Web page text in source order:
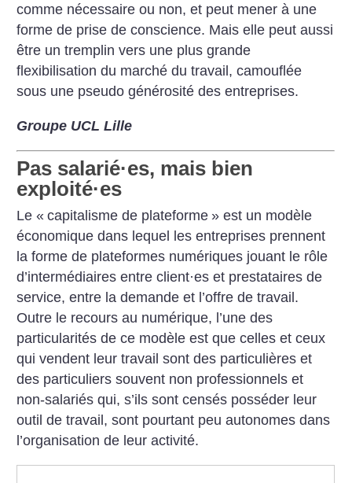
comme nécessaire ou non, et peut mener à une
forme de prise de conscience. Mais elle peut aussi
être un tremplin vers une plus grande
flexibilisation du marché du travail, camouflée
sous une pseudo générosité des entreprises.
Groupe UCL Lille
Pas salarié·es, mais bien
exploité·es
Le « capitalisme de plateforme » est un modèle
économique dans lequel les entreprises prennent
la forme de plateformes numériques jouant le rôle
d’intermédiaires entre client·es et prestataires de
service, entre la demande et l’offre de travail.
Outre le recours au numérique, l’une des
particularités de ce modèle est que celles et ceux
qui vendent leur travail sont des particulières et
des particuliers souvent non professionnels et
non-salariés qui, s’ils sont censés posséder leur
outil de travail, sont pourtant peu autonomes dans
l’organisation de leur activité.